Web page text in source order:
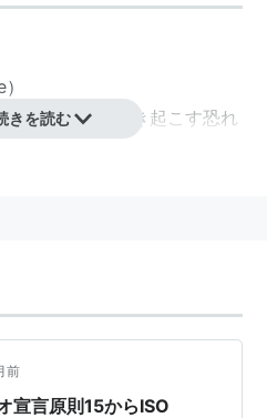
大な危害を引き起こす恐れ
則
きを読む
前
宣言原則15からISO